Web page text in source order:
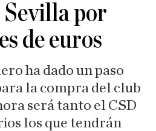
por
de euros
ha dado un paso
la compra del club
será tanto el CSD
los que tendrán